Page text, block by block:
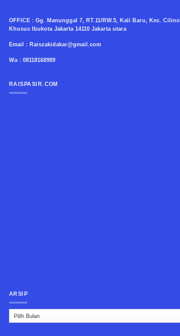
OFFICE : Gg. Manunggal 7, RT.11/RW.5, Kali Baru, Kec.
Khusus Ibukota Jakarta 14110 Jakarta utara
Email : Raiszakidakar@gmail.com
Wa : 08118168989
RAISPASIR.COM
ARSIP